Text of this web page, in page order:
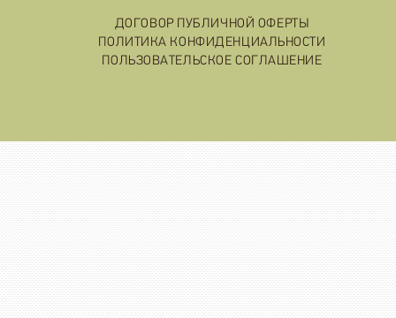
ДОГОВОР ПУБЛИЧНОЙ ОФЕРТЫ
ПОЛИТИКА КОНФИДЕНЦИАЛЬНОСТИ
ПОЛЬЗОВАТЕЛЬСКОЕ СОГЛАШЕНИЕ